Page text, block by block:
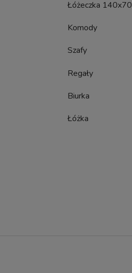
Łóżeczka 140x70
Komody
Szafy
Regały
Biurka
Łóżka